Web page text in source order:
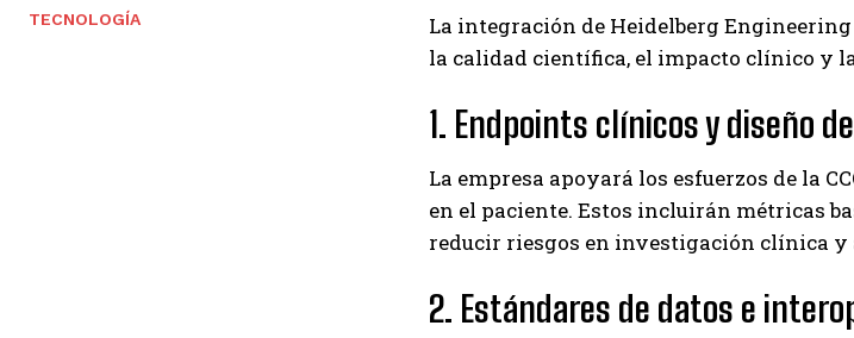
TECNOLOGÍA
La integración de Heidelberg
la calidad científica, el impacto clínico y
1. Endpoints clínicos y diseño
La empresa apoyará los esfuerzos de la
en el paciente. Estos incluirán métricas
reducir riesgos en investigación clínica
2. Estándares de datos e